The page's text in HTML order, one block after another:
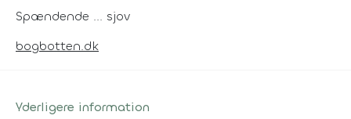
Spændende ... sjov
bogbotten.dk
Yderligere information